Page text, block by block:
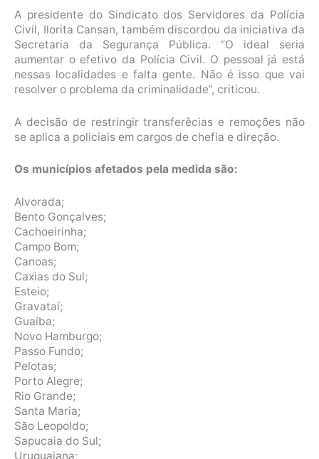
A presidente do Sindicato dos Servidores da Polícia
Civil, Ilorita Cansan, também discordou da iniciativa da
Secretaria da Segurança Pública. “O ideal seria
aumentar o efetivo da Polícia Civil. O pessoal já está
nessas localidades e falta gente. Não é isso que vai
resolver o problema da criminalidade”, criticou.
A decisão de restringir transferêcias e remoções não
se aplica a policiais em cargos de chefia e direção.
Os municípios afetados pela medida são:
Alvorada;
Bento Gonçalves;
Cachoeirinha;
Campo Bom;
Canoas;
Caxias do Sul;
Esteio;
Gravataí;
Guaíba;
Novo Hamburgo;
Passo Fundo;
Pelotas;
Porto Alegre;
Rio Grande;
Santa Maria;
São Leopoldo;
Sapucaia do Sul;
Uruguaiana;